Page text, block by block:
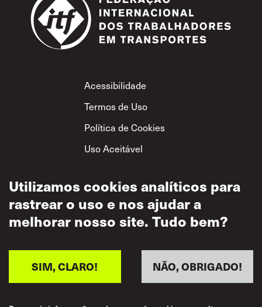
Footer
Acessibilidade
Termos de Uso
Política de Cookies
Uso Aceitável
Privacidade
Política de Respeito
Utilizamos cookies analíticos para
rastrear o uso e nos ajudar a
melhorar nosso site. Tudo bem?
NÃO, OBRIGADO!
SIM, CLARO!